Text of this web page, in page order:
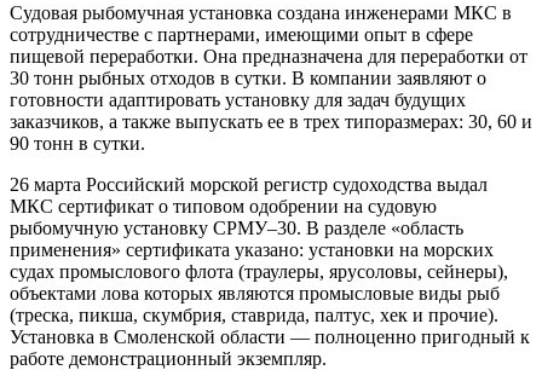
Судовая рыбомучная установка создана инженерами МКС в
сотрудничестве с партнерами, имеющими опыт в сфере
пищевой переработки. Она предназначена для переработки от
30 тонн рыбных отходов в сутки. В компании заявляют о
готовности адаптировать установку для задач будущих
заказчиков, а также выпускать ее в трех типоразмерах: 30, 60 и
90 тонн в сутки.
26 марта Российский морской регистр судоходства выдал
МКС сертификат о типовом одобрении на судовую
рыбомучную установку СРМУ–30. В разделе «область
применения» сертификата указано: установки на морских
судах промыслового флота (траулеры, ярусоловы, сейнеры),
объектами лова которых являются промысловые виды рыб
(треска, пикша, скумбрия, ставрида, палтус, хек и прочие).
Установка в Смоленской области — полноценно пригодный к
работе демонстрационный экземпляр.